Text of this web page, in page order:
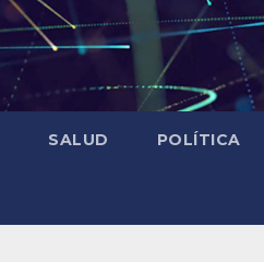
SALUD POLÍTICA